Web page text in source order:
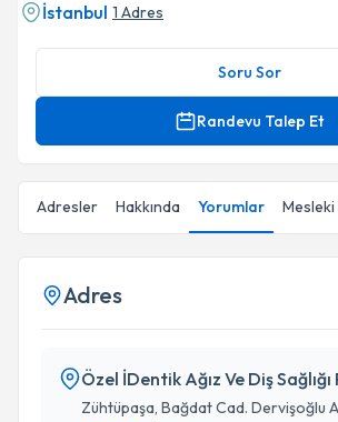
İstanbul 1 Adres
Soru Sor
Randevu Talep Et
Adresler Hakkında Yorumlar
Adres
Özel İDentik Ağız Ve Diş
Zühtüpaşa, Bağdat Cad. Dervişoğlu